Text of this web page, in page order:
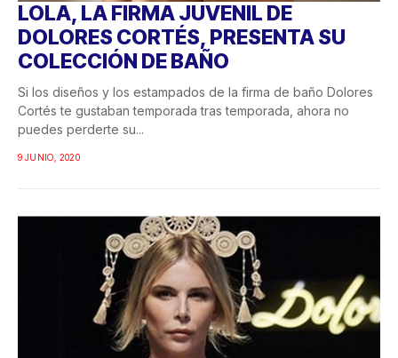
LOLA, LA FIRMA JUVENIL DE
DOLORES CORTÉS, PRESENTA SU
COLECCIÓN DE BAÑO
Si los diseños y los estampados de la firma de baño Dolores
Cortés te gustaban temporada tras temporada, ahora no
puedes perderte su...
9 JUNIO, 2020